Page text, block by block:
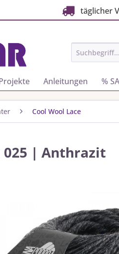
täglicher
Anleitungen %
Cool Wool Lace
025 | Anthrazit